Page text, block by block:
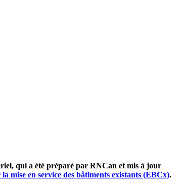
qui a été préparé par RNCan et mis à jour
mise en service des bâtiments existants (EBCx).